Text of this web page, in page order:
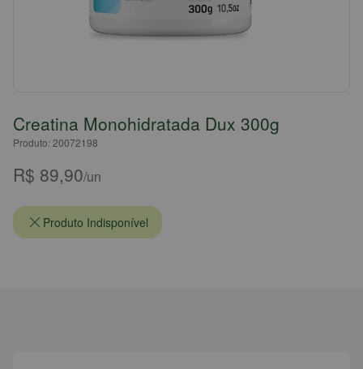
Creatina Monohidratada Dux 300g
Produto: 20072198
R$ 89,90/un
Produto Indisponível